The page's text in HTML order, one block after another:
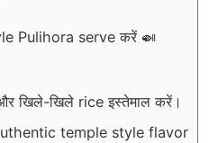
Pulihora serve करें 🍛
खिले-खिले rice इस्तेमाल करें।
temple style flavor